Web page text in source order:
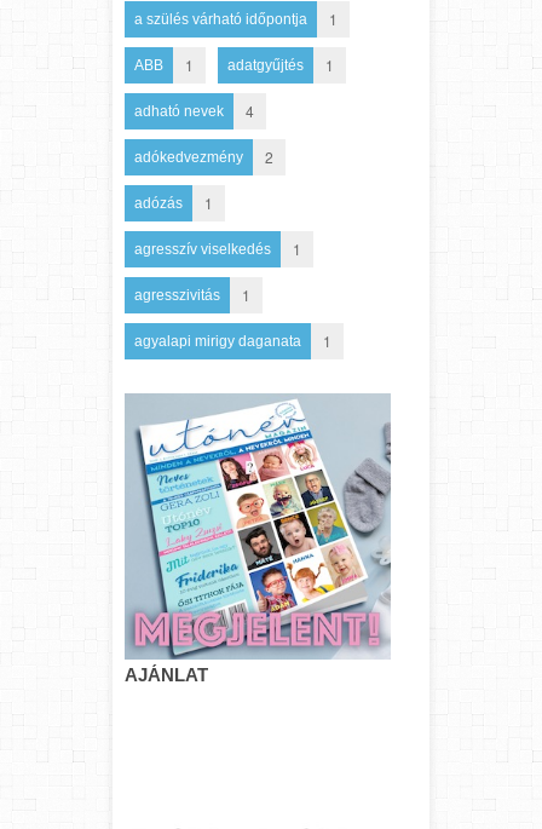
a szülés várható időpontja 1
ABB 1 adatgyűjtés 1
adható nevek 4
adókedvezmény 2
adózás 1
agresszív viselkedés 1
agresszivitás 1
agyalapi mirigy daganata 1
AJÁNLAT